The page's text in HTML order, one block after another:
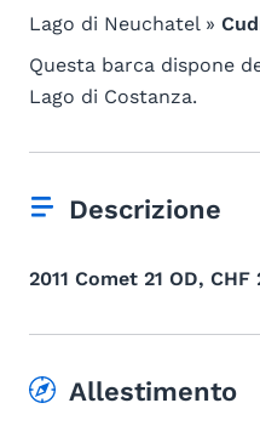
Lago di Neuchatel »
Questa barca dispone
Lago di Costanza.
Descrizione
2011 Comet 21 OD,
Allestimento